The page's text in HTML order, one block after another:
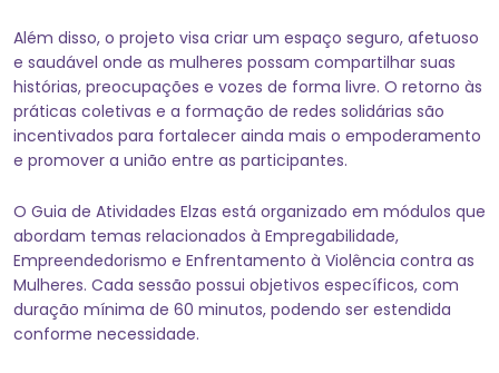
Além disso, o projeto visa criar um espaço seguro, afetuoso
e saudável onde as mulheres possam compartilhar suas
histórias, preocupações e vozes de forma livre. O retorno às
práticas coletivas e a formação de redes solidárias são
incentivados para fortalecer ainda mais o empoderamento
e promover a união entre as participantes.
O Guia de Atividades Elzas está organizado em módulos que
abordam temas relacionados à Empregabilidade,
Empreendedorismo e Enfrentamento à Violência contra as
Mulheres. Cada sessão possui objetivos específicos, com
duração mínima de 60 minutos, podendo ser estendida
conforme necessidade.